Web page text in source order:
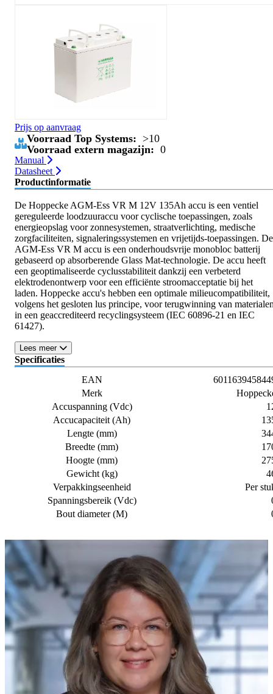
Prijs op aanvraag
Voorraad Top Systems: >10
Voorraad extern magazijn: 0
Manual
Datasheet
Productinformatie
De Hoppecke AGM-Ess VR M 12V 135Ah accu is een ventiel
gereguleerde loodzuuraccu voor cyclische toepassingen, zoals
energieopslag voor zonnesystemen, straatverlichting, medische
zorgfaciliteiten, signaleringssystemen en vrijetijds-toepassingen. De
AGM-Ess VR M accu is een onderhoudsvrije monobloc batterij
gebaseerd op absorberende Glass Mat-technologie. De accu heeft
een geoptimaliseerde cyclusstabiliteit dankzij een verbeterd
elektrodenontwerp voor een efficiënte stroomacceptatie bij het
laden. Hoppecke accu's hebben een optimale milieucompatibiliteit,
volgens het gesloten lus principe, voor terugwinning van
in een geaccrediteerd recyclingsysteem (IEC 60896-21 en IEC
61427).
Lees meer
Specificaties
EAN
Merk
Accuspanning (Vdc)
Accucapaciteit (Ah)
Lengte (mm)
Breedte (mm)
Hoogte (mm)
Gewicht (kg)
Verpakkingseenheid
Per
Spanningsbereik (Vdc)
Bout diameter (M)